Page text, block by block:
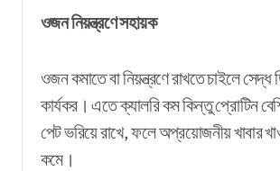
ওজন নিয়ন্ত্রণে সহায়ক
ওজন কমাতে বা নিয়ন্ত্রণে রাখতে চাইলে সেদ্ধ
কার্যকর। এতে ক্যালরি কম কিন্তু প্রোটিন
পেট ভরিয়ে রাখে, ফলে অপ্রয়োজনীয় খাবার
কমে।